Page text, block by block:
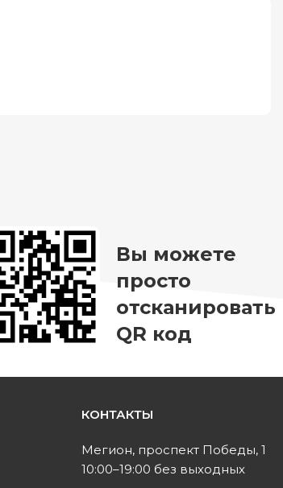
Вы можете
просто
отсканировать
QR код
КОНТАКТЫ
Мегион, проспект Победы, 1
10:00–19:00 без выходных